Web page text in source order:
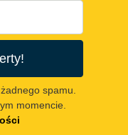
spamu.
momencie.